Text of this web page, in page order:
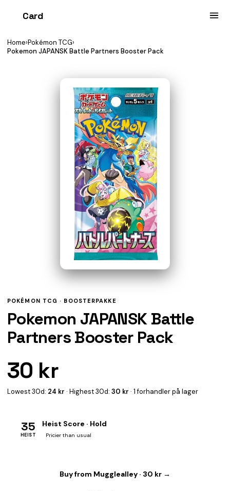
Card
Home›Pokémon TCG›
Pokemon JAPANSK Battle Partners Booster Pack
POKÉMON TCG · BOOSTERPAKKE
Pokemon JAPANSK Battle
Partners Booster Pack
30 kr
Lowest 30d: 24 kr · Highest 30d: 30 kr · 1 forhandler på lager
35
HEIST
Heist Score · Hold
Pricier than usual
Buy from Mugglealley · 30 kr →